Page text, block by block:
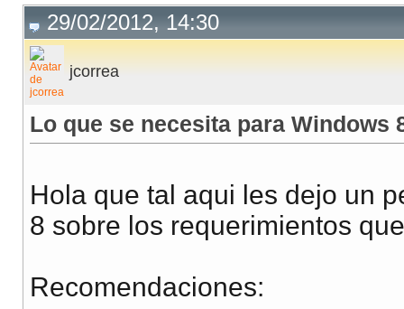
29/02/2012, 14:30
jcorrea
Lo que se necesita para Windows
Hola que tal aqui les dejo un
8 sobre los requerimientos
Recomendaciones: